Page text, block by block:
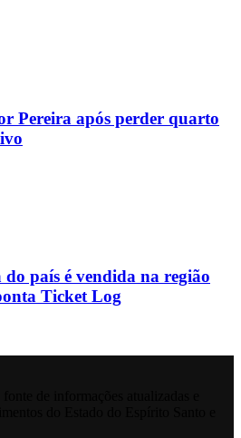
Pereira após perder quarto
país é vendida na região
Ticket Log